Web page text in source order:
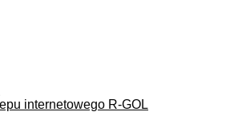
internetowego R-GOL